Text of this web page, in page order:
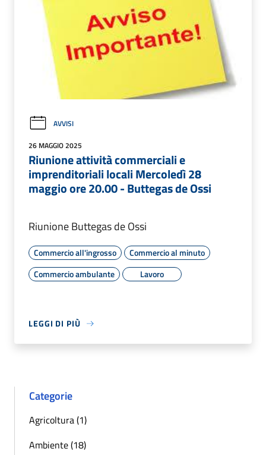
AVVISI
26 MAGGIO 2025
Riunione attività commerciali e
imprenditoriali locali Mercoledì 28
maggio ore 20.00 - Buttegas de Ossi
Riunione Buttegas de Ossi
Commercio all'ingrosso
Commercio al minuto
Commercio ambulante
Lavoro
LEGGI DI PIÙ
Categorie
Agricoltura (1)
Ambiente (18)